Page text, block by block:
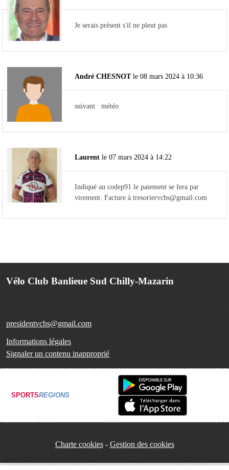
Je serais présent s'il ne pleut pas
André CHESNOT le 08 mars 2024 à 10:36
suivant météo
Laurent le 07 mars 2024 à 14:22
Indiqué au codep91 le paiement se fera par
virement. Facture à tresoriervcbs@gmail.com
Vélo Club Banlieue Sud Chilly-Mazarin
presidentvcbs@gmail.com
Informations légales
Signaler un contenu inapproprié
SPORTSREGIONS
Charte cookies Gestion des cookies